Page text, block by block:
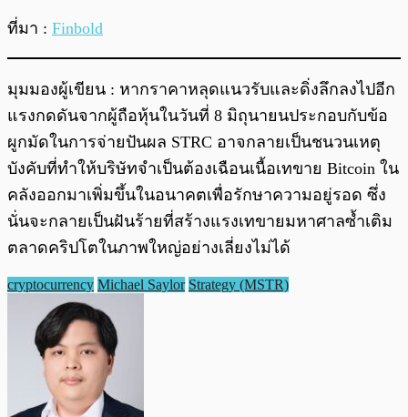
ที่มา : Finbold
มุมมองผู้เขียน : หากราคาหลุดแนวรับและดิ่งลึกลงไปอีก
แรงกดดันจากผู้ถือหุ้นในวันที่ 8 มิถุนายนประกอบกับข้อ
ผูกมัดในการจ่ายปันผล STRC อาจกลายเป็นชนวนเหตุ
บังคับที่ทำให้บริษัทจำเป็นต้องเฉือนเนื้อเทขาย Bitcoin ใน
คลังออกมาเพิ่มขึ้นในอนาคตเพื่อรักษาความอยู่รอด ซึ่ง
นั่นจะกลายเป็นฝันร้ายที่สร้างแรงเทขายมหาศาลซ้ำเติม
ตลาดคริปโตในภาพใหญ่อย่างเลี่ยงไม่ได้
cryptocurrency Michael Saylor Strategy (MSTR)